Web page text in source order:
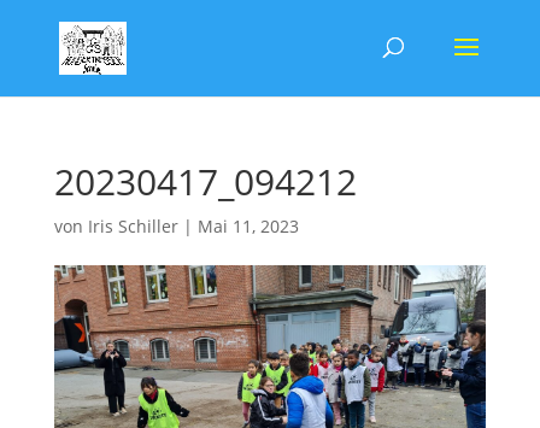
20230417_094212
von Iris Schiller| Mai 11, 2023